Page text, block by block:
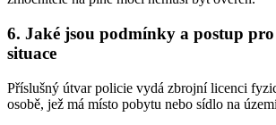
6. Jaké jsou podmínky a postup
situace
Příslušný útvar policie vydá zbrojní licenci
osobě, jež má místo pobytu nebo sídlo na